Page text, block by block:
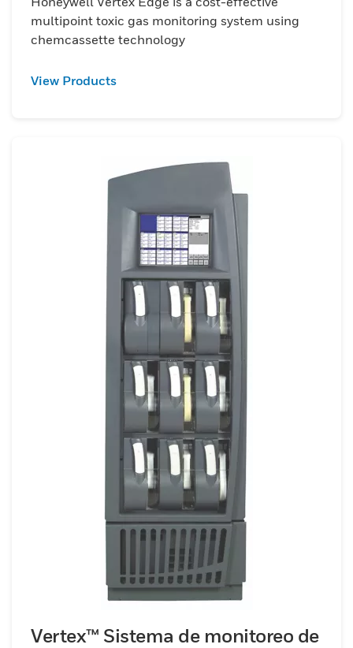
multipoint toxic gas monitoring system using
chemcassette technology
View Products
Vertex™ Sistema de monitoreo de